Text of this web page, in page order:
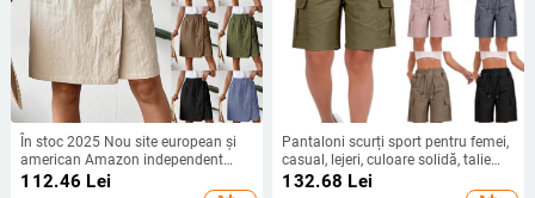
În stoc 2025 Nou site european și
american Amazon independent
Culoare solidă, pantaloni casual cu
112.46 Lei
Pantaloni scurți sport pentru femei,
casual, lejeri, culoare solidă, talie
înaltă, cu șireturi, cargo cu
132.68 Lei